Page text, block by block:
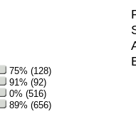
75% (128)
91% (92)
0% (516)
89% (656)